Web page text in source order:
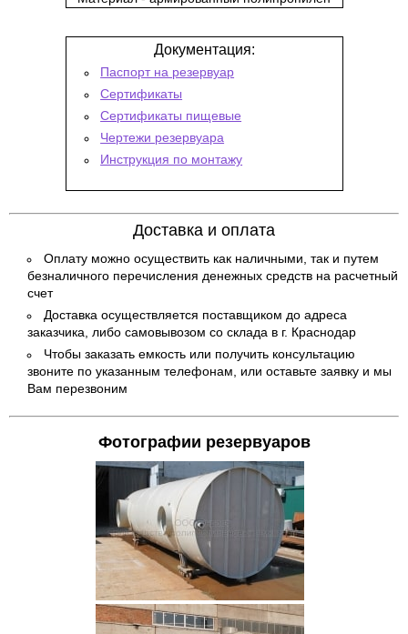
Документация:
Паспорт на резервуар
Сертификаты
Сертификаты пищевые
Чертежи резервуара
Инструкция по монтажу
Доставка и оплата
Оплату можно осуществить как наличными, так и путем
безналичного перечисления денежных средств на расчетный
счет
Доставка осуществляется поставщиком до адреса
заказчика, либо самовывозом со склада в г. Краснодар
Чтобы заказать емкость или получить консультацию
звоните по указанным телефонам, или оставьте заявку и мы
Вам перезвоним
Фотографии резервуаров